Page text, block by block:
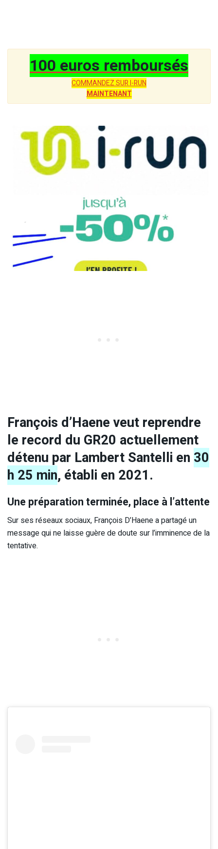
100 euros remboursés
COMMANDEZ SUR I-RUN
MAINTENANT
François d’Haene veut reprendre
le record du GR20 actuellement
détenu par Lambert Santelli en 30
h 25 min, établi en 2021.
Une préparation terminée, place à l’attente
Sur ses réseaux sociaux, François D’Haene a partagé un
message qui ne laisse guère de doute sur l’imminence de la
tentative.